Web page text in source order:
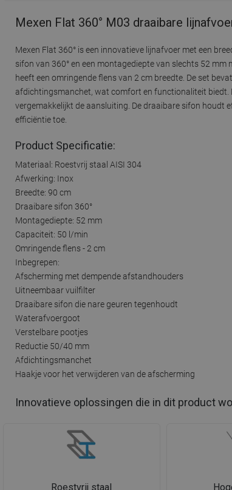
Mexen Flat 360° M03 draaibare
Mexen Flat 360° is een innovatieve lijnafvoer met een
sifon van 360° en een montagediepte van slechts 52
heeft een omringende flens van 2 cm breedte. De set
afdichtingsmanchet, wat comfort en functionaliteit biedt.
vergemakkelijkt de aansluiting. De draaibare sifon houdt
efficiëntie toe.
Product Specificatie:
Materiaal: Roestvrij staal AISI 304
Afwerking: Inox
Breedte: 90 cm
Draaibare sifon 360°
Montagediepte: 52 mm
Capaciteit: 50 l/min
Omringende flens - 2 cm
Inbegrepen:
Afscherming met dempende afstandhouders
Uitneembaar vuilfilter
Draaibare sifon die nare geuren tegenhoudt
Waterafvoergoot
Verstelbare pootjes
Reductie 50/40 mm
Afdichtingsmanchet
Haakje voor het verwijderen van de afscherming
Innovatieve oplossingen die in dit product
Roestvrij staal